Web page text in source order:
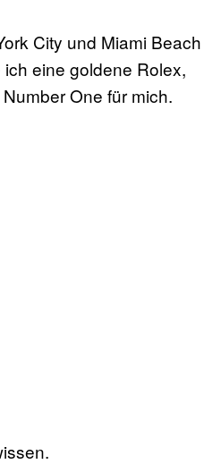
City und Miami Beach
eine goldene Rolex,
One für mich.